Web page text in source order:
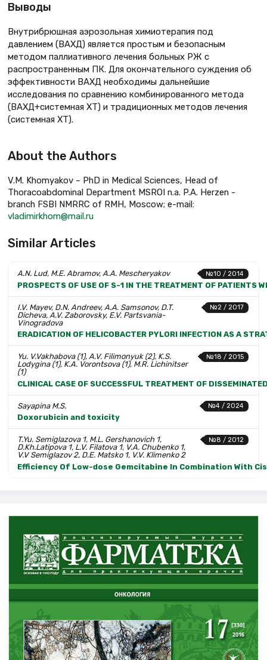
Выводы
Внутрибрюшная аэрозольная химиотерапия под
давлением (ВАХД) является простым и безопасным
методом паллиативного лечения больных РЖ с
распространенным ПК. Для окончательного суждения об
эффективности ВАХД необходимы дальнейшие
исследования по сравнению комбинированного метода
(ВАХД+системная ХТ) и традиционных методов лечения
(системная ХТ).
About the Authors
V.M. Khomyakov – PhD in Medical Sciences, Head of
Thoracoabdominal Department MSROI n.a. P.A. Herzen -
branch FSBI NMRRC of RMH, Moscow; e-mail:
vladimirkhom@mail.ru
Similar Articles
№10 / 2014
A.N. Lud, M.E. Abramov, A.A. Mescheryakov
PROSPECTS OF USE OF S-1 IN THE TREATMENT OF PATIENTS
№2 / 2017
I.V. Mayev, D.N. Andreev, A.A. Samsonov, D.T.
Dicheva, A.V. Zaborovsky, E.V. Partsvania-
Vinogradova
ERADICATION OF HELICOBACTER PYLORI INFECTION AS A
№18 / 2015
Yu. V.Vakhabova (1), A.V. Filimonyuk (2), K.S.
Lodygina (1), K.A. Vorontsova (1), M.R. Lichinitser
(1)
CLINICAL CASE OF SUCCESSFUL TREATMENT OF
№4 / 2024
Sayapina M.S.
Doxorubicin and toxicity
№8 / 2012
T.Yu. Semiglazova 1, M.L. Gershanovich 1,
D.Kh.Latipova 1, L.V. Filatova 1, V.A. Chubenko 1,
V.V Semiglazov 2, D.E. Matsko 1, V.V. Klimenko 2
Efficiency Of Low-dose Gemcitabine In Combination With